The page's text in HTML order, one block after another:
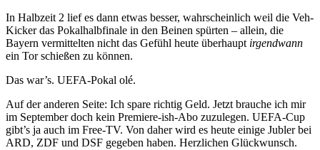
In Halbzeit 2 lief es dann etwas besser, wahrscheinlich weil die Veh-
Kicker das Pokalhalbfinale in den Beinen spürten – allein, die
Bayern vermittelten nicht das Gefühl heute überhaupt irgendwann
ein Tor schießen zu können.
Das war’s. UEFA-Pokal olé.
Auf der anderen Seite: Ich spare richtig Geld. Jetzt brauche ich mir
im September doch kein Premiere-ish-Abo zuzulegen. UEFA-Cup
gibt’s ja auch im Free-TV. Von daher wird es heute einige Jubler bei
ARD, ZDF und DSF gegeben haben. Herzlichen Glückwunsch.